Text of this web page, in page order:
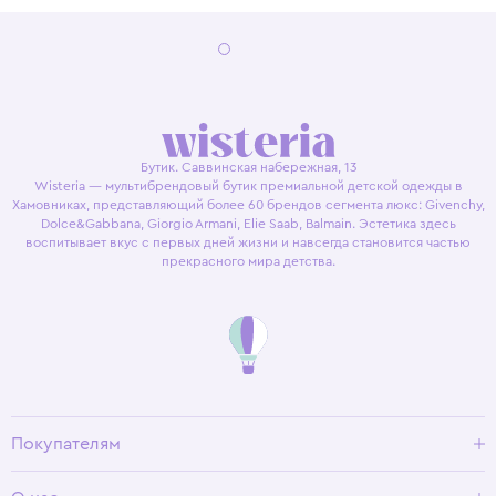
Бутик. Саввинская набережная, 13
Wisteria — мультибрендовый бутик премиальной детской одежды в
Хамовниках, представляющий более 60 брендов сегмента люкс: Givenchy,
Dolce&Gabbana, Giorgio Armani, Elie Saab, Balmain. Эстетика здесь
воспитывает вкус с первых дней жизни и навсегда становится частью
прекрасного мира детства.
Покупателям